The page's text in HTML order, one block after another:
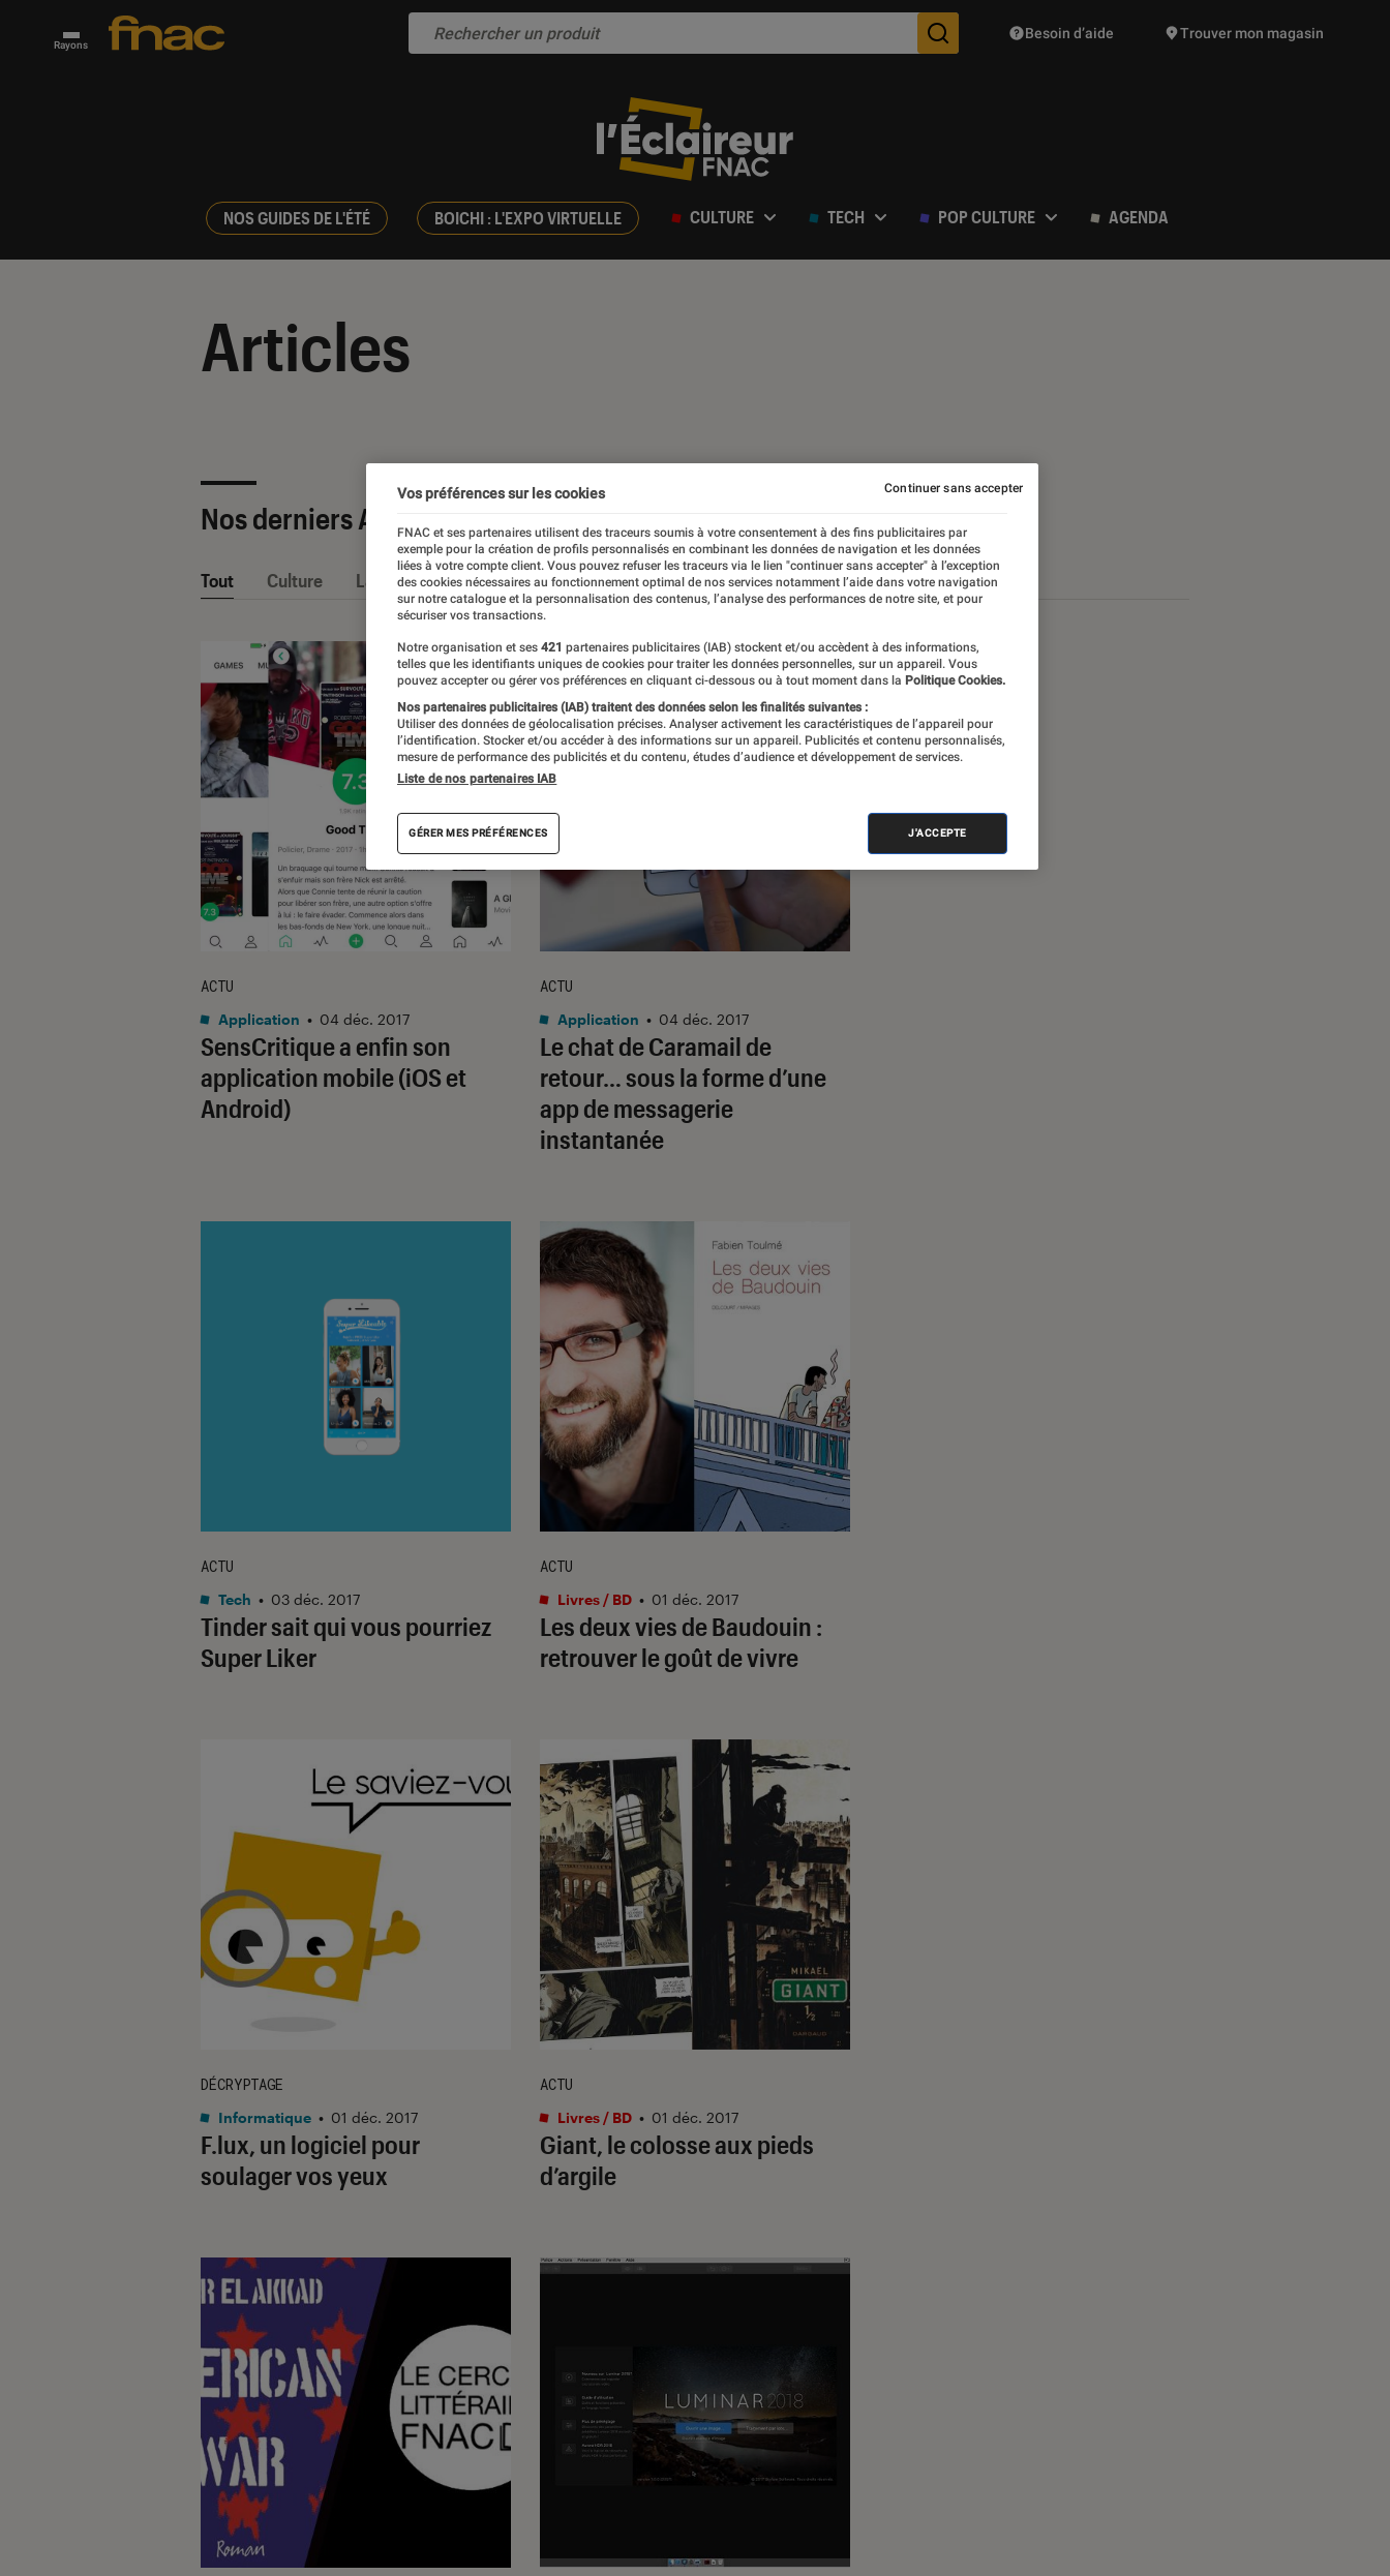
Rayons Des suggestions de produits vont vous être proposées
Besoin d’aide Trouver mon magasin
NOS GUIDES DE L'ÉTÉ BOICHI : L'EXPO VIRTUELLE CULTURE TECH POP CULTURE AGENDA
Articles
Nos derniers Articles
Tout Culture La Claque Fnac Nos conseils Pop Culture Tech
SensCritique a enfin son
application mobile (iOS et
Android)
ACTU
Application • 04 déc. 2017
Le chat de Caramail de
retour… sous la forme d’une
app de messagerie
instantanée
ACTU
Application • 04 déc. 2017
Tinder sait qui vous pourriez
Super Liker
ACTU
Tech • 03 déc. 2017
Les deux vies de Baudouin :
retrouver le goût de vivre
ACTU
Livres / BD • 01 déc. 2017
F.lux, un logiciel pour
soulager vos yeux
DÉCRYPTAGE
Informatique • 01 déc. 2017
Giant, le colosse aux pieds
d’argile
ACTU
Livres / BD • 01 déc. 2017
Vos préférences sur les cookies
FNAC et ses partenaires utilisent des traceurs soumis à votre consentement à des fins publicitaires par
exemple pour la création de profils personnalisés en combinant les données de navigation et les données
liées à votre compte client. Vous pouvez refuser les traceurs via le lien "continuer sans accepter" à l’exception
des cookies nécessaires au fonctionnement optimal de nos services notamment l’aide dans votre navigation
sur notre catalogue et la personnalisation des contenus, l’analyse des performances de notre site, et pour
sécuriser vos transactions.
Notre organisation et ses 421 partenaires publicitaires (IAB) stockent et/ou accèdent à des informations,
telles que les identifiants uniques de cookies pour traiter les données personnelles, sur un appareil. Vous
pouvez accepter ou gérer vos préférences en cliquant ci-dessous ou à tout moment dans la Politique Cookies.
Nos partenaires publicitaires (IAB) traitent des données selon les finalités suivantes :
Utiliser des données de géolocalisation précises. Analyser activement les caractéristiques de l’appareil pour
l’identification. Stocker et/ou accéder à des informations sur un appareil. Publicités et contenu personnalisés,
mesure de performance des publicités et du contenu, études d’audience et développement de services.
Liste de nos partenaires IAB
GÉRER MES PRÉFÉRENCES J'ACCEPTE
Continuer sans accepter